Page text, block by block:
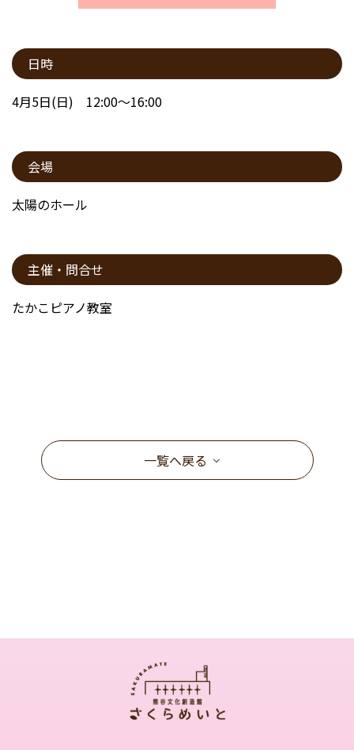
日時
4月5日(日) 12:00～16:00
会場
太陽のホール
主催・問合せ
たかこピアノ教室
一覧へ戻る